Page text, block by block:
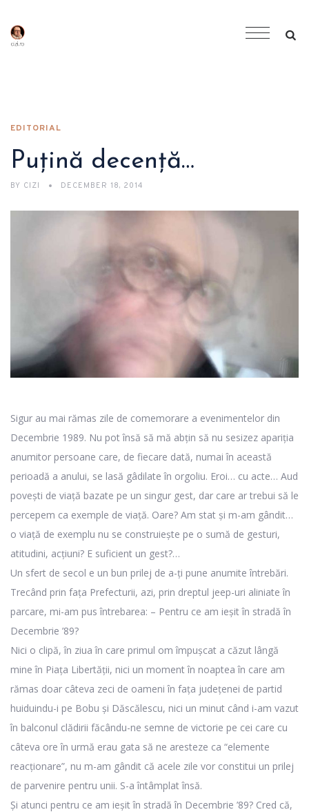
EDITORIAL
Puțină decență…
BY CIZI DECEMBER 18, 2014
Sigur au mai rămas zile de comemorare a evenimentelor din
Decembrie 1989. Nu pot însă să mă abțin să nu sesizez apariția
anumitor persoane care, de fiecare dată, numai în această
perioadă a anului, se lasă gâdilate în orgoliu. Eroi… cu acte… Aud
povești de viață bazate pe un singur gest, dar care ar trebui să le
percepem ca exemple de viață. Oare? Am stat și m-am gândit…
o viață de exemplu nu se construiește pe o sumă de gesturi,
atitudini, acțiuni? E suficient un gest?…
Un sfert de secol e un bun prilej de a-ți pune anumite întrebări.
Trecând prin fața Prefecturii, azi, prin dreptul jeep-uri aliniate în
parcare, mi-am pus întrebarea: – Pentru ce am ieșit în stradă în
Decembrie ’89?
Nici o clipă, în ziua în care primul om împușcat a căzut lângă
mine în Piața Libertății, nici un moment în noaptea în care am
rămas doar câteva zeci de oameni în fața județenei de partid
huiduindu-i pe Bobu și Dăscălescu, nici un minut când i-am vazut
în balconul clădirii făcându-ne semne de victorie pe cei care cu
câteva ore în urmă erau gata să ne aresteze ca “elemente
reacționare”, nu m-am gândit că acele zile vor constitui un prilej
de parvenire pentru unii. S-a întâmplat însă.
Și atunci pentru ce am ieșit în stradă în Decembrie ’89? Cred că,